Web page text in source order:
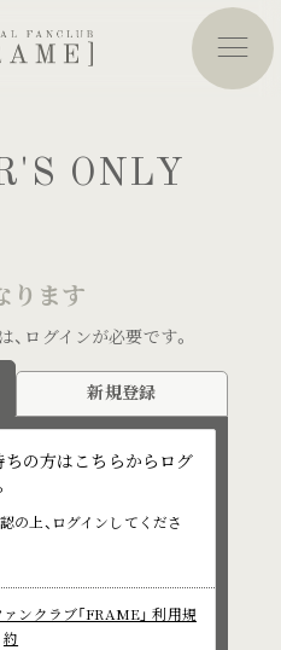
ONLY
ります
ログインが必要です。
新規登録
の方はこちらからログ
の上、ログインしてくださ
ンクラブ「FRAME」 利用規
約